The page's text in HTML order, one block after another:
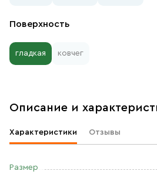
Поверхность
гладкая ковчег
Описание и
Характеристики Отзывы
Размер